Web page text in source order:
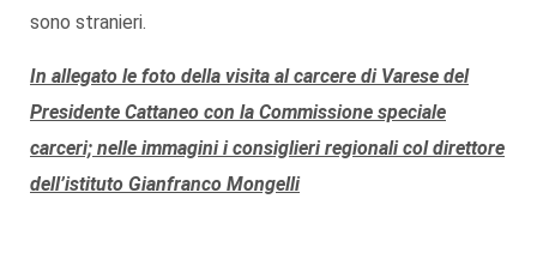
sono stranieri.
In allegato le foto della visita al carcere di Varese del
Presidente Cattaneo con la Commissione speciale
carceri; nelle immagini i consiglieri regionali col direttore
dell’istituto Gianfranco Mongelli